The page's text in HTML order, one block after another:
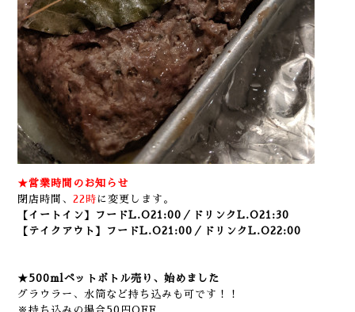
★営業時間のお知らせ
閉店時間、 22時 に変更します。
【イートイン】フードL.O21:00／ドリンクL.O21:30
【テイクアウト】フードL.O21:00／ドリンクL.O22:00
★500mlペットボトル売り、始めました
グラウラー、水筒など持ち込みも可です！！